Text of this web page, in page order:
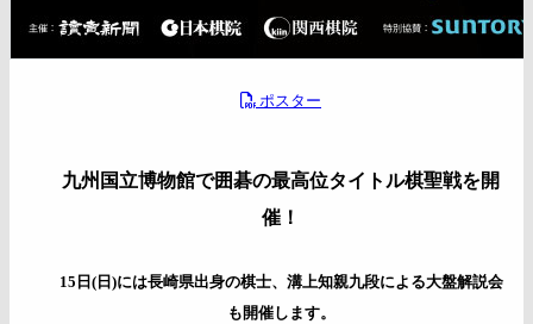
ポスター
九州国立博物館で囲碁の最高位タイトル棋聖戦を開
催！
15日(日)には長崎県出身の棋士、溝上知親九段による大盤解説会
も開催します。